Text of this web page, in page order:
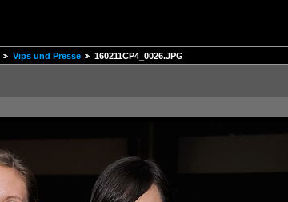
Vips und Presse 160211CP4_0026.JPG